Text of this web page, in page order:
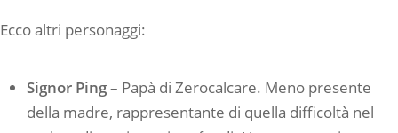
Ecco altri personaggi:
Signor Ping– Papà di Zerocalcare. Meno presente
della madre, rappresentante di quella difficoltà nel